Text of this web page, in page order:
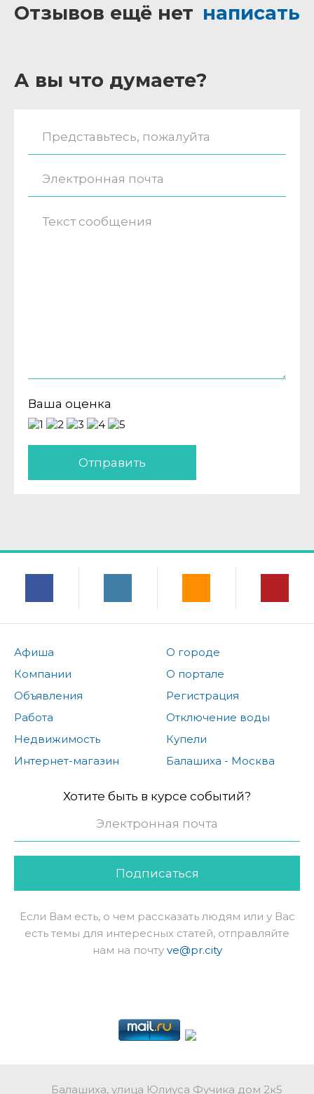
Отзывов ещё нет написать
А вы что думаете?
Ваша оценка
Отправить
Афиша
Компании
Объявления
Работа
Недвижимость
Интернет-магазин
О городе
О портале
Регистрация
Отключение воды
Купели
Балашиха - Москва
Хотите быть в курсе событий?
Подписаться
Если Вам есть, о чем рассказать людям или у Вас
есть темы для интересных статей, отправляйте
нам на почту ve@pr.city
Балашиха, улица Юлиуса Фучика дом 2к5